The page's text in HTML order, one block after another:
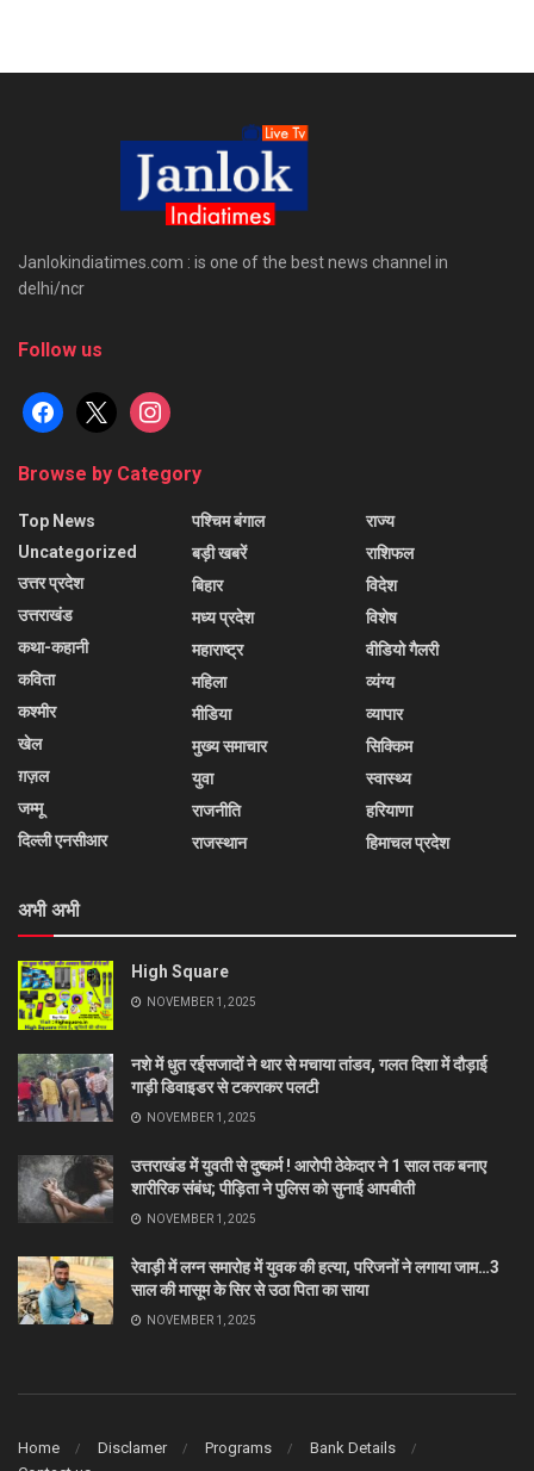
Janlokindiatimes.com : is one of the best news channel in
delhi/ncr
Follow us
facebook
x instagram
Browse by Category
Top News
Uncategorized
उत्तर प्रदेश
उत्तराखंड
कथा-कहानी
कविता
कश्मीर
खेल
ग़ज़ल
जम्मू
दिल्ली एनसीआर
पश्चिम बंगाल
बड़ी खबरें
बिहार
मध्य प्रदेश
महाराष्ट्र
महिला
मीडिया
मुख्य समाचार
युवा
राजनीति
राजस्थान
राज्य
राशिफल
विदेश
विशेष
वीडियो गैलरी
व्यंग्य
व्यापार
सिक्किम
स्वास्थ्य
हरियाणा
हिमाचल प्रदेश
अभी अभी
High Square
NOVEMBER 1, 2025
नशे में धुत रईसजादों ने थार से मचाया तांडव, गलत दिशा में दौड़ाई
गाड़ी डिवाइडर से टकराकर पलटी
NOVEMBER 1, 2025
उत्तराखंड में युवती से दुष्कर्म ! आरोपी ठेकेदार ने 1 साल तक बनाए
शारीरिक संबंध; पीड़िता ने पुलिस को सुनाई आपबीती
NOVEMBER 1, 2025
रेवाड़ी में लग्न समारोह में युवक की हत्या, परिजनों ने लगाया जाम…3
साल की मासूम के सिर से उठा पिता का साया
NOVEMBER 1, 2025
Home Disclamer Programs
Bank Details